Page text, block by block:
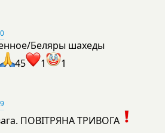
Беляры шахеды
45 1 1
ПОВІТРЯНА ТРИВОГА